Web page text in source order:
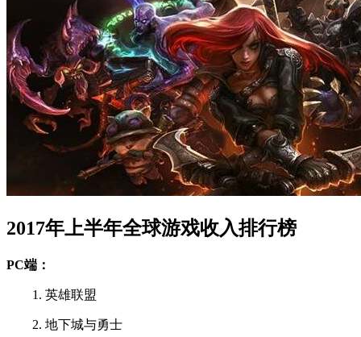
2017年上半年全球游戏收入排行榜
PC端：
1. 英雄联盟
2. 地下城与勇士